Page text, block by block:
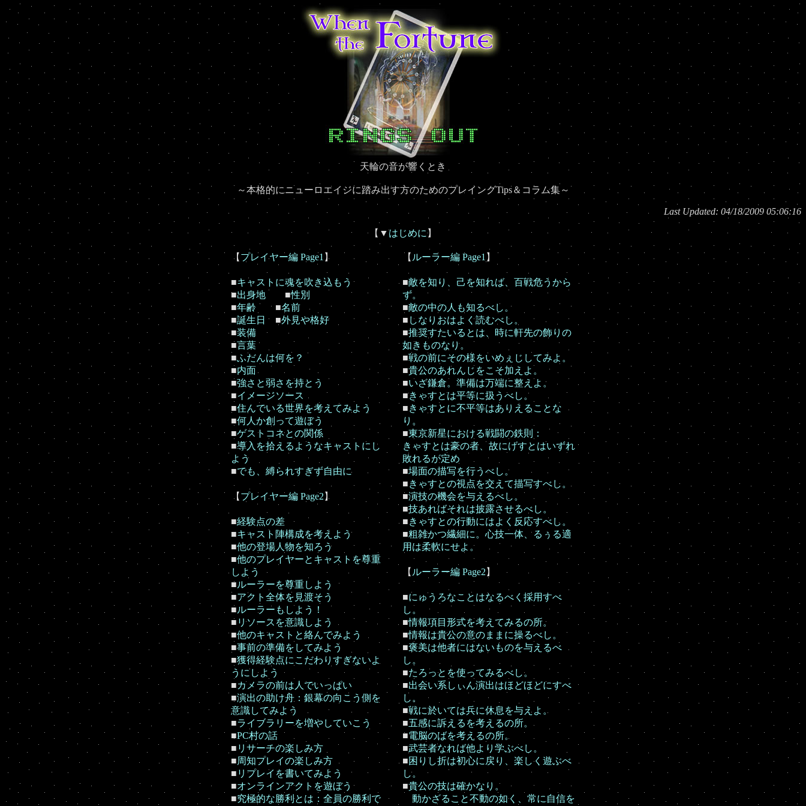
天輪の音が響くとき
～本格的にニューロエイジに踏み出す方のためのプレイングTips＆コラム集～
Last Updated: 04/18/2009 05:06:16
【▼はじめに】
【 プレイヤー編 Page1 】
■キャストに魂を吹き込もう
■出身地 ■性別
■年齢 ■名前
■誕生日 ■外見や格好
■装備
■言葉
■ふだんは何を？
■内面
■強さと弱さを持とう
■イメージソース
■住んでいる世界を考えてみよう
■何人か創って遊ぼう
■ゲストコネとの関係
■導入を拾えるようなキャストにし
よう
■でも、縛られすぎず自由に
【 プレイヤー編 Page2 】
■経験点の差
■キャスト陣構成を考えよう
■他の登場人物を知ろう
■他のプレイヤーとキャストを尊重
しよう
■ルーラーを尊重しよう
■アクト全体を見渡そう
■ルーラーもしよう！
■ リソースを意識しよう
■他のキャストと絡んでみよう
■事前の準備をしてみよう
■獲得経験点にこだわりすぎないよ
うにしよう
■カメラの前は人でいっぱい
■演出の助け舟：銀幕の向こう側を
意識してみよう
■ライブラリーを増やしていこう
■PC村の話
■ リサーチの楽しみ方
■周知プレイの楽しみ方
■ リプレイを書いてみよう
■オンラインアクトを遊ぼう
■究極的な勝利とは：全員の勝利で
【 ルーラー編 Page1 】
■敵を知り、己を知れば、百戦危うから
ず。
■敵の中の人も知るべし。
■ しなりおはよく読むべし。
■推奨すたいるとは、時に軒先の飾りの
如きものなり。
■戦の前にその様をいめぇじしてみよ。
■貴公のあれんじをこそ加えよ。
■いざ鎌倉。準備は万端に整えよ。
■きゃすとは平等に扱うべし。
■きゃすとに不平等はありえることな
り。
■東京新星における戦闘の鉄則：
きゃすとは豪の者、故にげすとはいずれ
敗れるが定め
■場面の描写を行うべし。
■きゃすとの視点を交えて描写すべし。
■演技の機会を与えるべし。
■技あればそれは披露させるべし。
■きゃすとの行動にはよく反応すべし。
■粗雑かつ繊細に。心技一体、るぅる適
用は柔軟にせよ。
【 ルーラー編 Page2 】
■にゅうろなことはなるべく採用すべ
し。
■情報項目形式を考えてみるの所。
■情報は貴公の意のままに操るべし。
■褒美は他者にはないものを与えるべ
し。
■たろっとを使ってみるべし。
■出会い系しぃん演出はほどほどにすべ
し。
■戦に於いては兵に休息を与えよ。
■五感に訴えるを考えるの所。
■電脳のばを考えるの所。
■武芸者なれば他より学ぶべし。
■困りし折は初心に戻り、楽しく遊ぶべ
し。
■貴公の技は確かなり。
動かざること不動の如く、常に自信を